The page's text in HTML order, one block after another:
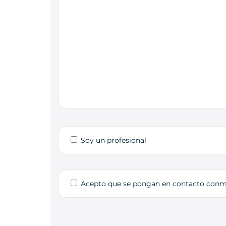
Soy un profesional
Acepto que se pongan en contacto